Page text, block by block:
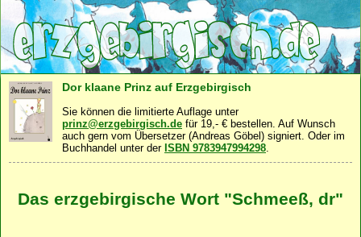
Dor klaane Prinz auf Erzgebirgisch
Sie können die limitierte Auflage unter
prinz@erzgebirgisch.de für 19,- € bestellen. Auf Wunsch
auch gern vom Übersetzer (Andreas Göbel) signiert. Oder im
Buchhandel unter der ISBN 9783947994298.
Das erzgebirgische Wort "Schmeeß, dr"